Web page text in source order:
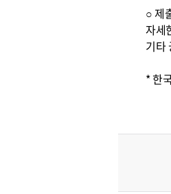
○ 제
자세
기타
* 한